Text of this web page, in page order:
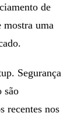
de
mostra uma
Segurança
são
recentes nos